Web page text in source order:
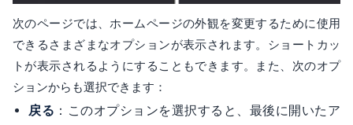
次のページでは、ホームページの外観を変更するために使用
できるさまざまなオプションが表示されます。ショートカッ
トが表示されるようにすることもできます。また、次のオプ
ションからも選択できます：
戻る ：このオプションを選択すると、最後に開いたア